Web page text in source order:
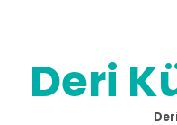
Deri